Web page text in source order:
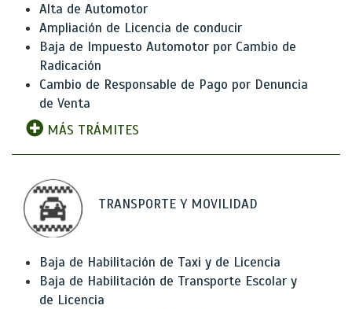
Alta de Automotor
Ampliación de Licencia de conducir
Baja de Impuesto Automotor por Cambio de
Radicación
Cambio de Responsable de Pago por Denuncia
de Venta
MÁS TRÁMITES
TRANSPORTE Y MOVILIDAD
Baja de Habilitación de Taxi y de Licencia
Baja de Habilitación de Transporte Escolar y
de Licencia